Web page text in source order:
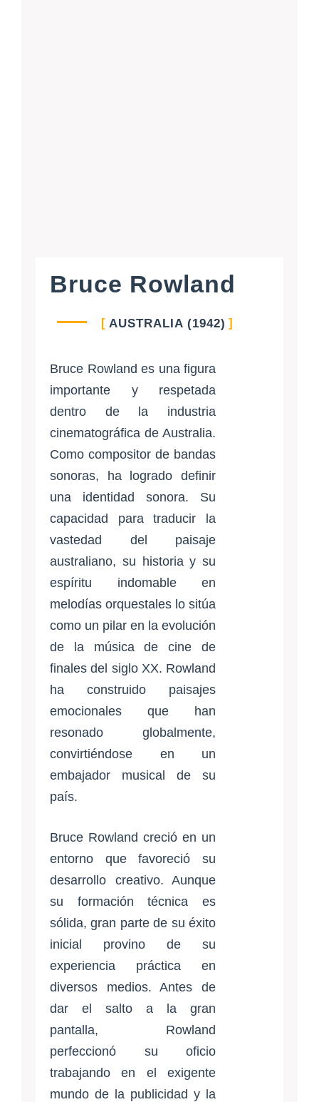
Bruce Rowland
AUSTRALIA (1942)
Bruce Rowland es una figura
importante y respetada
dentro de la industria
cinematográfica de Australia.
Como compositor de bandas
sonoras, ha logrado definir
una identidad sonora. Su
capacidad para traducir la
vastedad del paisaje
australiano, su historia y su
espíritu indomable en
melodías orquestales lo sitúa
como un pilar en la evolución
de la música de cine de
finales del siglo XX. Rowland
ha construido paisajes
emocionales que han
resonado globalmente,
convirtiéndose en un
embajador musical de su
país.
Bruce Rowland creció en un
entorno que favoreció su
desarrollo creativo. Aunque
su formación técnica es
sólida, gran parte de su éxito
inicial provino de su
experiencia práctica en
diversos medios. Antes de
dar el salto a la gran
pantalla, Rowland
perfeccionó su oficio
trabajando en el exigente
mundo de la publicidad y la